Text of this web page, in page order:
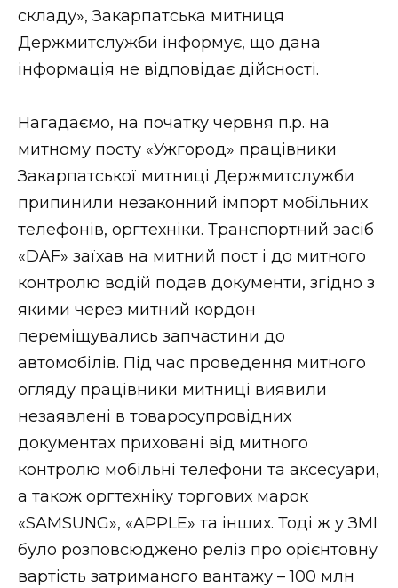
Втрачений Ужгород
Втрачений Ужгород (відеоверсія)
ЗАКАРПАТСЬКІ НОВИНИ
НОВИНИ ЗАХІДНОЇ УКРАЇНИ
ФОТО
ВІДЕО
складу», Закарпатська митниця
Держмитслужби інформує, що дана
інформація не відповідає дійсності.
Нагадаємо, на початку червня п.р. на
митному посту «Ужгород» працівники
Закарпатської митниці Держмитслужби
припинили незаконний імпорт мобільних
телефонів, оргтехніки. Транспортний засіб
«DAF» заїхав на митний пост і до митного
контролю водій подав документи, згідно з
якими через митний кордон
переміщувались запчастини до
автомобілів. Під час проведення митного
огляду працівники митниці виявили
незаявлені в товаросупровідних
документах приховані від митного
контролю мобільні телефони та аксесуари,
а також оргтехніку торгових марок
«SAMSUNG», «APPLE» та інших. Тоді ж у ЗМІ
було розповсюджено реліз про орієнтовну
вартість затриманого вантажу – 100 млн